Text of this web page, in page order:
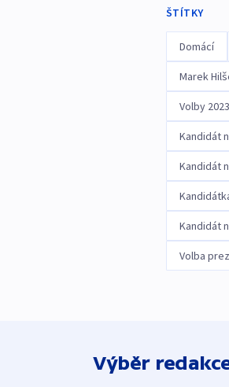
ŠTÍTKY
Domácí
Marek
Volby 2023
Kandidát
Kandidát
Kandidát
Volba
Výběr